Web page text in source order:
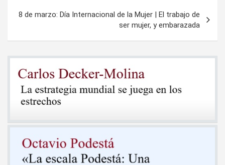
entradas
8 de marzo: Día Internacional de la Mujer | El trabajo de
ser mujer, y embarazada